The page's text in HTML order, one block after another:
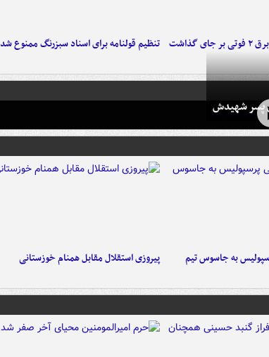
گذاشت تنظیم قولنامه برای اسناد سبزرنگ ممنوع شد
پسر شهیدش
به جاسوس تیم پیروزی استقلال مقابل همنام خوزستانی